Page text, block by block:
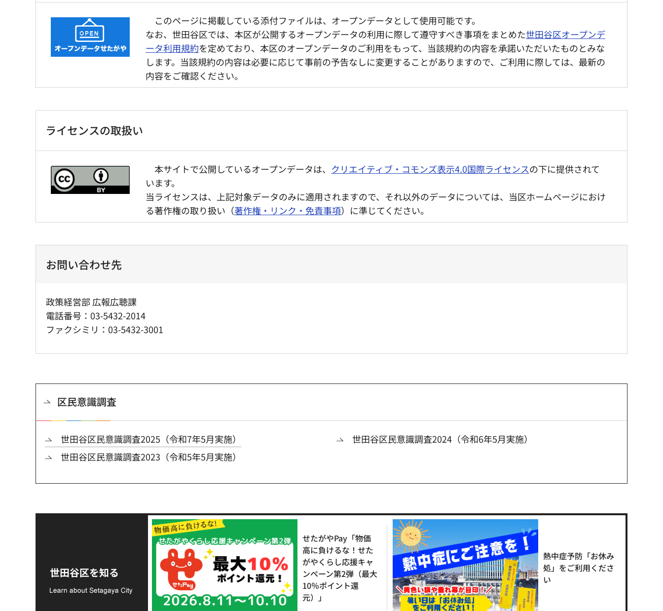
このページに掲載している添付ファイルは、オープンデータとして使用可能です。
なお、世田谷区では、本区が公開するオープンデータの利用に際して遵守すべき事項をまとめた世田谷区オープンデ
ータ利用規約を定めており、本区のオープンデータのご利用をもって、当該規約の内容を承諾いただいたものとみな
します。当該規約の内容は必要に応じて事前の予告なしに変更することがありますので、ご利用に際しては、最新の
内容をご確認ください。
ライセンスの取扱い
本サイトで公開しているオープンデータは、 クリエイティブ・コモンズ表示4.0国際ライセンスの下に提供されて
います。
当ライセンスは、上記対象データのみに適用されますので、それ以外のデータについては、当区ホームページにおけ
る著作権の取り扱い（著作権・リンク・免責事項）に準じてください。
お問い合わせ先
政策経営部 広報広聴課
電話番号：03-5432-2014
ファクシミリ：03-5432-3001
区民意識調査
世田谷区民意識調査2025（令和7年5月実施）
世田谷区民意識調査2024（令和6年5月実施）
世田谷区民意識調査2023（令和5年5月実施）
世田谷区を知る
支援金の募集につい
て
せたがやPay「物価
高に負けるな！せた
がやくらし応援キャ
ンペーン第2弾（最大
10％ポイント還
元）」
熱中症予防「お休み
処」をご利用くださ
い